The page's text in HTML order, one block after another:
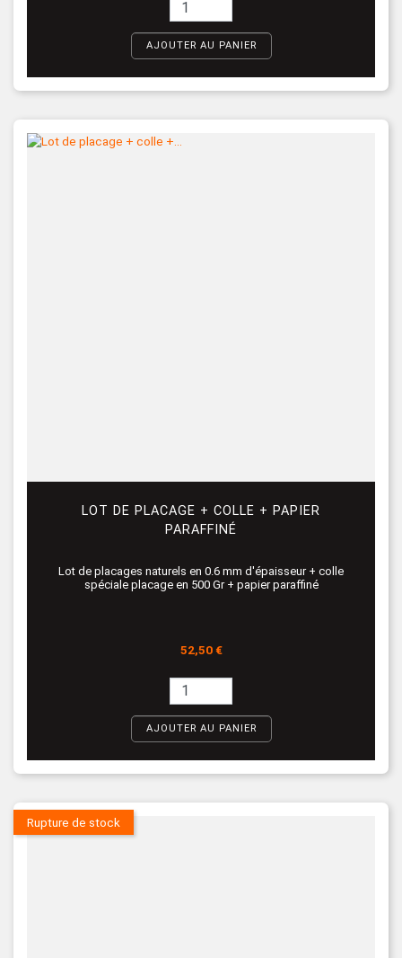
AJOUTER AU PANIER
LOT DE PLACAGE + COLLE + PAPIER
PARAFFINÉ
Lot de placages naturels en 0.6 mm d'épaisseur + colle
spéciale placage en 500 Gr + papier paraffiné
Prix
52,50 €
AJOUTER AU PANIER
Rupture de stock